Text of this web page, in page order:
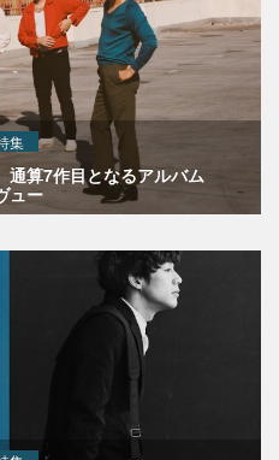
集
通算7作目となるアルバム
ュー